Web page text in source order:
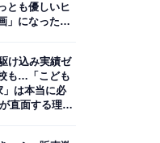
とも優しいヒ
」になった理
け込み実績ゼ
も…「こども
」は本当に必
直面する理想